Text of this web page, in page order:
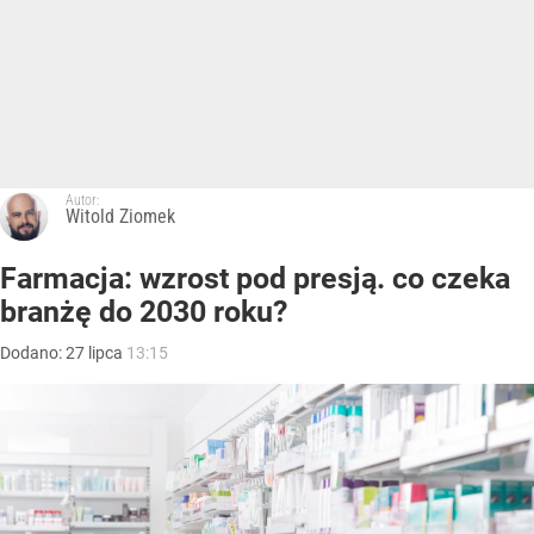
Autor:
Witold Ziomek
Farmacja: wzrost pod presją. co czeka
branżę do 2030 roku?
Dodano:27 lipca 13:15